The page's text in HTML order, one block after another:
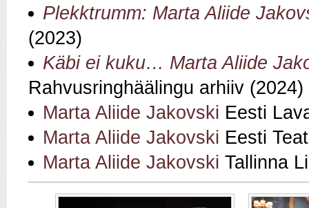
Plekktrumm: Marta Aliide
(2023)
Käbi ei kuku… Marta Aliide
Rahvusringhäälingu arhiiv (2024)
Marta Aliide Jakovski Eesti
Marta Aliide Jakovski Eesti
Marta Aliide Jakovski Tallinna